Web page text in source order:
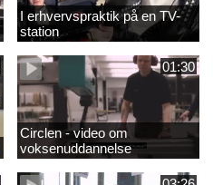
I erhvervspraktik på en TV-
station
01:30
Circlen - video om
voksenuddannelse